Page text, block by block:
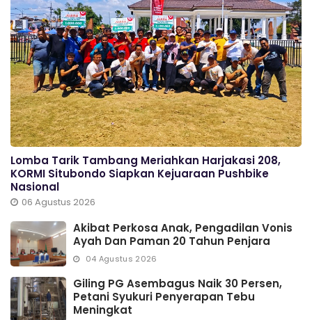
Lomba Tarik Tambang Meriahkan Harjakasi 208,
KORMI Situbondo Siapkan Kejuaraan Pushbike
Nasional
06 Agustus 2026
Akibat Perkosa Anak, Pengadilan Vonis
Ayah Dan Paman 20 Tahun Penjara
04 Agustus 2026
Giling PG Asembagus Naik 30 Persen,
Petani Syukuri Penyerapan Tebu
Meningkat